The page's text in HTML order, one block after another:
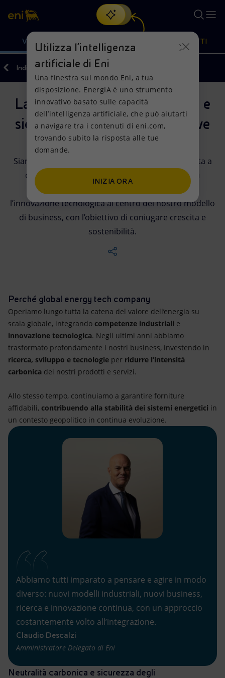
Cerca
Oppure scopri EnergIA, la nostra nuova soluzione di intelligenza
artificiale.
VISIONE
Visione
Mission e valori
Persone e Partnership
Net Zero
Modello satellitare
Azioni
Diversificazione energetica
Tecnologie per la transizione
Collaborazioni per l'innovazione
Attività nel mondo
PRODOTTI
Prodotti
Casa
Imprese
Mobilità
Indietro
La nostra visione: sostenibilità e
sicurezza energetica come leve
strategiche
Siamo una global energy tech company impegnata a
offrire prodotti e servizi energetici sempre più
decarbonizzati, sicuri e accessibili. Mettiamo
l’innovazione tecnologica al centro del nostro modello
di business, con l’obiettivo di coniugare crescita e
sostenibilità.
Perché global energy tech company
Operiamo lungo tutta la catena del valore dell’energia su
scala globale, integrando competenze industriali e
innovazione tecnologica. Negli ultimi anni abbiamo
trasformato profondamente i nostri business, investendo in
ricerca, sviluppo e tecnologie per ridurre l’intensità
carbonica dei nostri prodotti e servizi.
Allo stesso tempo, continuiamo a garantire forniture
affidabili, contribuendo alla stabilità dei sistemi energetici in
un contesto geopolitico in continua evoluzione.
Abbiamo tutti imparato a pensare e agire in modo
diverso: nuovi modelli industriali, nuovi business,
ricerca e innovazione continua, con un approccio
costantemente volto all’integrazione.
Claudio Descalzi
Amministratore Delegato di Eni
Neutralità carbonica e sicurezza degli
Utilizza l'intelligenza
artificiale di Eni
Una finestra sul mondo Eni, a tua
disposizione. EnergIA è uno strumento
innovativo basato sulle capacità
dell’intelligenza artificiale, che può aiutarti
a navigare tra i contenuti di eni.com,
trovando subito la risposta alle tue
domande.
INIZIA ORA